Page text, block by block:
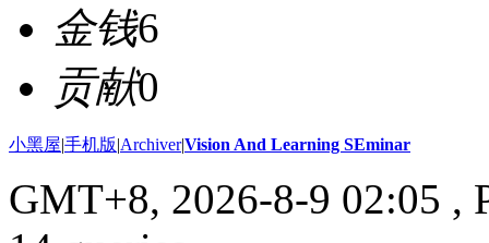
金钱6
贡献0
小黑屋|手机版|Archiver|Vision And Learning SEminar
GMT+8, 2026-8-9 02:05 ,